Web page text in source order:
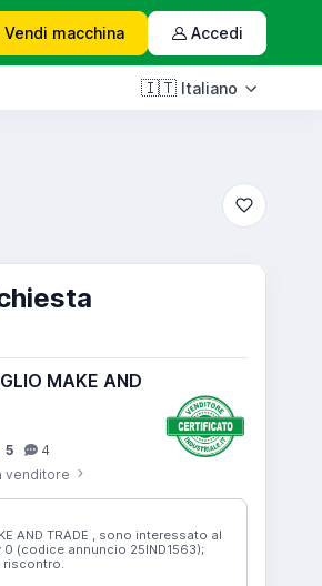
Vendi macchina Accedi
🇮🇹 Italiano
MAKE AND
5
4
venditore